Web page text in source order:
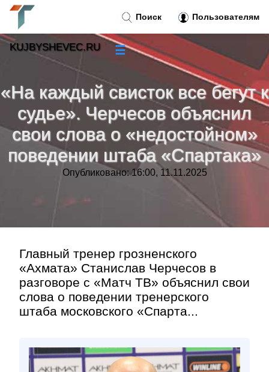
«На каждый свисток все бегут к
судье». Черчесов объяснил
свои слова о «недостойном»
поведении штаба «Спартака»
Опубликовано: 16:00, 11.11.2025
Главный тренер грозненского
«Ахмата» Станислав Черчесов в
разговоре с «Матч ТВ» объяснил свои
слова о поведении тренерского
штаба московского «Спарта...
Поиск Пользователям
KUJBYSHEVEC.RU ☰
Новости
Тренды новостей»
Рубрики»
»